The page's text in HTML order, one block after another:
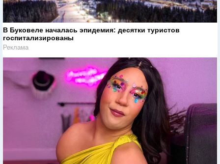
В Буковеле началась эпидемия: десятки туристов
госпитализированы
Реклама